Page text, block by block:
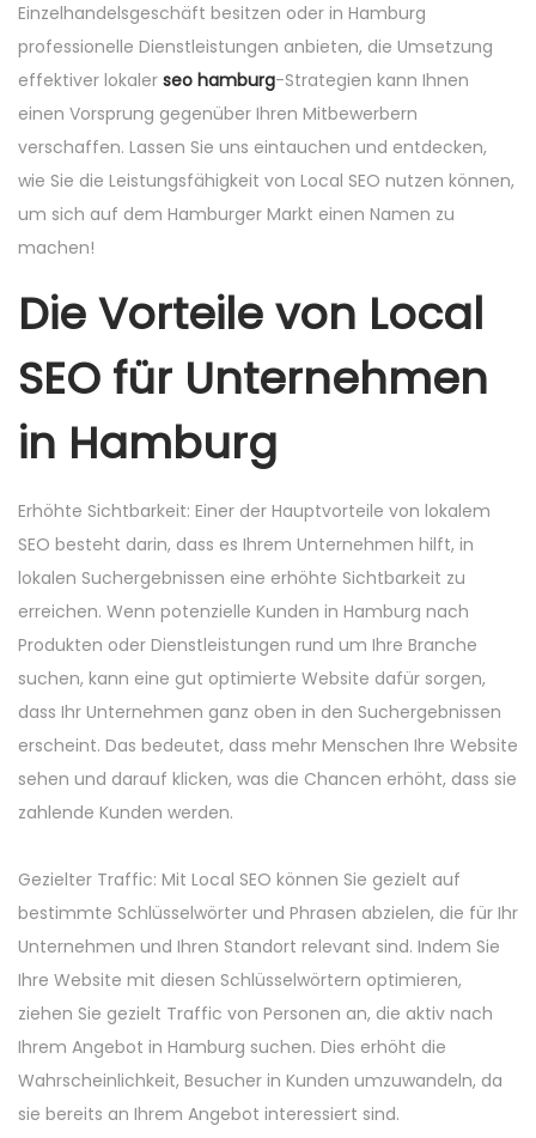
Einzelhandelsgeschäft besitzen oder in Hamburg
professionelle Dienstleistungen anbieten, die Umsetzung
effektiver lokaler seo hamburg-Strategien kann Ihnen
einen Vorsprung gegenüber Ihren Mitbewerbern
verschaffen. Lassen Sie uns eintauchen und entdecken,
wie Sie die Leistungsfähigkeit von Local SEO nutzen können,
um sich auf dem Hamburger Markt einen Namen zu
machen!
Die Vorteile von Local
SEO für Unternehmen
in Hamburg
Erhöhte Sichtbarkeit: Einer der Hauptvorteile von lokalem
SEO besteht darin, dass es Ihrem Unternehmen hilft, in
lokalen Suchergebnissen eine erhöhte Sichtbarkeit zu
erreichen. Wenn potenzielle Kunden in Hamburg nach
Produkten oder Dienstleistungen rund um Ihre Branche
suchen, kann eine gut optimierte Website dafür sorgen,
dass Ihr Unternehmen ganz oben in den Suchergebnissen
erscheint. Das bedeutet, dass mehr Menschen Ihre Website
sehen und darauf klicken, was die Chancen erhöht, dass sie
zahlende Kunden werden.
Gezielter Traffic: Mit Local SEO können Sie gezielt auf
bestimmte Schlüsselwörter und Phrasen abzielen, die für Ihr
Unternehmen und Ihren Standort relevant sind. Indem Sie
Ihre Website mit diesen Schlüsselwörtern optimieren,
ziehen Sie gezielt Traffic von Personen an, die aktiv nach
Ihrem Angebot in Hamburg suchen. Dies erhöht die
Wahrscheinlichkeit, Besucher in Kunden umzuwandeln, da
sie bereits an Ihrem Angebot interessiert sind.